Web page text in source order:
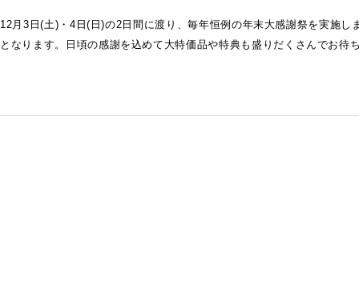
12月3日(土)・4日(日)の2日間に渡り、毎年恒例の年末大感謝祭を実施
となります。日頃の感謝を込めて大特価品や特典も盛りだくさんでお